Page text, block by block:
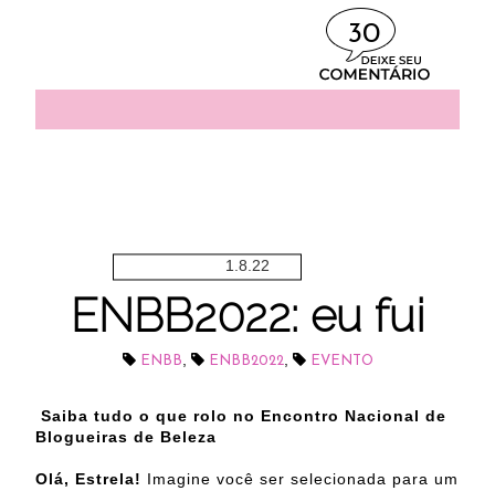
30
1.8.22
ENBB2022: eu fui
ENBB ENBB2022 EVENTO
Saiba tudo o que rolo no Encontro Nacional de
Blogueiras de Beleza
Olá, Estrela! Imagine você ser selecionada para um